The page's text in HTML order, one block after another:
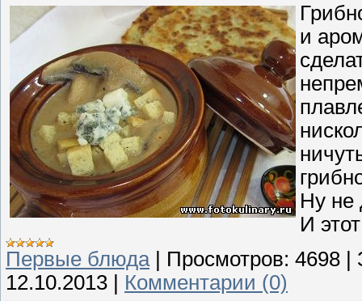
и
Ну не
И
Первые блюда | Просмотров: 4698 |
12.10.2013 | Комментарии (0)